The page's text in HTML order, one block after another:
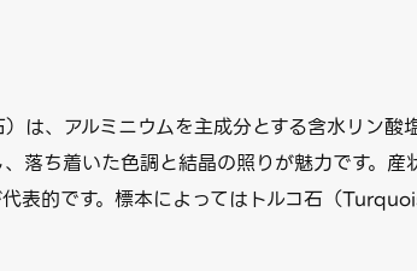
は、アルミニウムを主成分とする含水リン酸
落ち着いた色調と結晶の照りが魅力です。
表的です。標本によってはトルコ石（